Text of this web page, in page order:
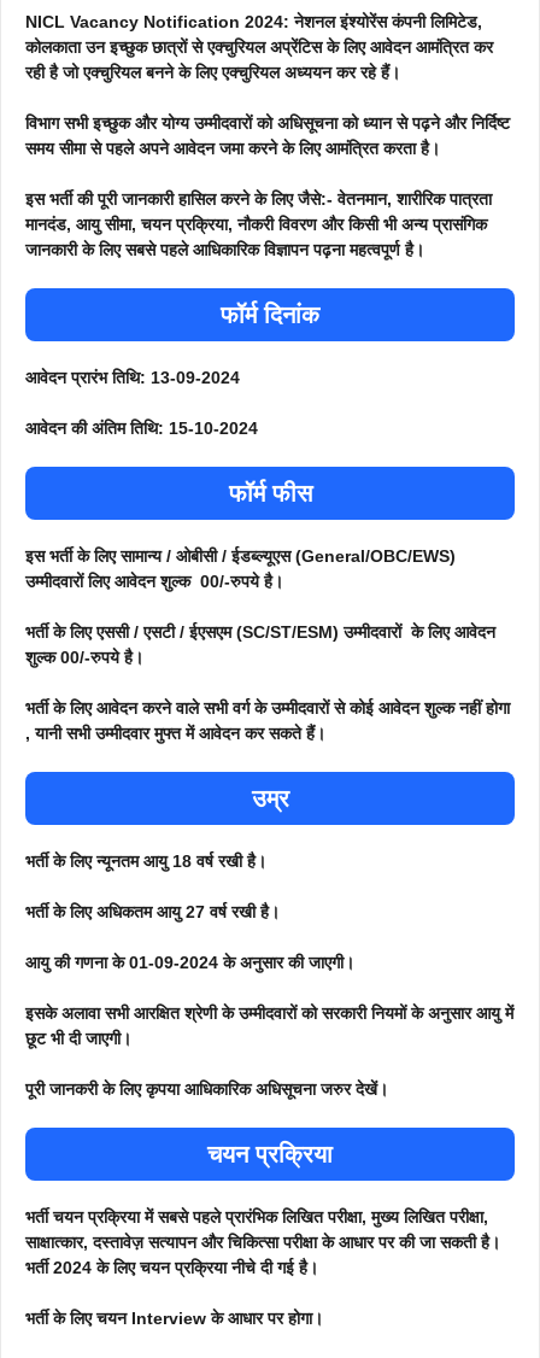
NICL Vacancy Notification 2024: नेशनल इंश्योरेंस कंपनी लिमिटेड,
कोलकाता उन इच्छुक छात्रों से एक्चुरियल अप्रेंटिस के लिए आवेदन आमंत्रित कर
रही है जो एक्चुरियल बनने के लिए एक्चुरियल अध्ययन कर रहे हैं।
विभाग सभी इच्छुक और योग्य उम्मीदवारों को अधिसूचना को ध्यान से पढ़ने और निर्दिष्ट
समय सीमा से पहले अपने आवेदन जमा करने के लिए आमंत्रित करता है।
इस भर्ती की पूरी जानकारी हासिल करने के लिए जैसे:- वेतनमान, शारीरिक पात्रता
मानदंड, आयु सीमा, चयन प्रक्रिया, नौकरी विवरण और किसी भी अन्य प्रासंगिक
जानकारी के लिए सबसे पहले आधिकारिक विज्ञापन पढ़ना महत्वपूर्ण है।
फॉर्म दिनांक
आवेदन प्रारंभ तिथि: 13-09-2024
आवेदन की अंतिम तिथि: 15-10-2024
फॉर्म फीस
इस भर्ती के लिए सामान्य / ओबीसी / ईडब्ल्यूएस (General/OBC/EWS)
उम्मीदवारों लिए आवेदन शुल्क 00/-रुपये है।
भर्ती के लिए एससी / एसटी / ईएसएम (SC/ST/ESM) उम्मीदवारों के लिए आवेदन
शुल्क 00/-रुपये है।
भर्ती के लिए आवेदन करने वाले सभी वर्ग के उम्मीदवारों से कोई आवेदन शुल्क नहीं होगा
, यानी सभी उम्मीदवार मुफ्त में आवेदन कर सकते हैं।
उम्र
भर्ती के लिए न्यूनतम आयु 18 वर्ष रखी है।
भर्ती के लिए अधिकतम आयु 27 वर्ष रखी है।
आयु की गणना के 01-09-2024 के अनुसार की जाएगी।
इसके अलावा सभी आरक्षित श्रेणी के उम्मीदवारों को सरकारी नियमों के अनुसार आयु में
छूट भी दी जाएगी।
पूरी जानकरी के लिए कृपया आधिकारिक अधिसूचना जरुर देखें।
चयन प्रक्रिया
भर्ती चयन प्रक्रिया में सबसे पहले प्रारंभिक लिखित परीक्षा, मुख्य लिखित परीक्षा,
साक्षात्कार, दस्तावेज़ सत्यापन और चिकित्सा परीक्षा के आधार पर की जा सकती है।
भर्ती 2024 के लिए चयन प्रक्रिया नीचे दी गई है।
भर्ती के लिए चयन Interview के आधार पर होगा।